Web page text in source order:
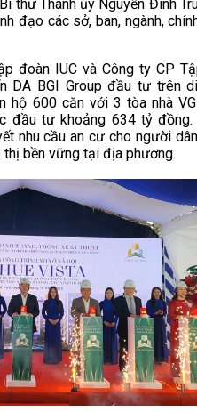
thư Thành ủy Nguyễn Đình
đạo các sở, ban, ngành,
đoàn IUC và Công ty CP
DA BGI Group đầu tư trên
hộ 600 căn với 3 tòa nhà
đầu tư khoảng 634 tỷ đồng.
nhu cầu an cư cho người
bền vững tại địa phương.